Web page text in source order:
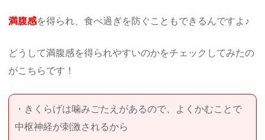
満腹感を得られ、食べ過ぎを防ぐこともできるんですよ♪
どうして満腹感を得られやすいのかをチェックしてみたの
がこちらです！
・きくらげは噛みごたえがあるので、よくかむことで
中枢神経が刺激されるから